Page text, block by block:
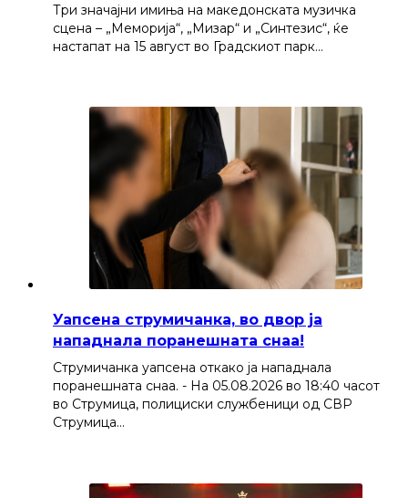
Три значајни имиња на македонската музичка
сцена – „Меморија“, „Мизар“ и „Синтезис“, ќе
настапат на 15 август во Градскиот парк…
Уапсена струмичанка, во двор ја
нападнала поранешната снаа!
Струмичанка уапсена откако ја нападнала
поранешната снаа. - На 05.08.2026 во 18:40 часот
во Струмица, полициски службеници од СВР
Струмица…